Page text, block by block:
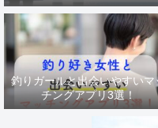
釣りガールと出会いやすいマ
チングアプリ3選！